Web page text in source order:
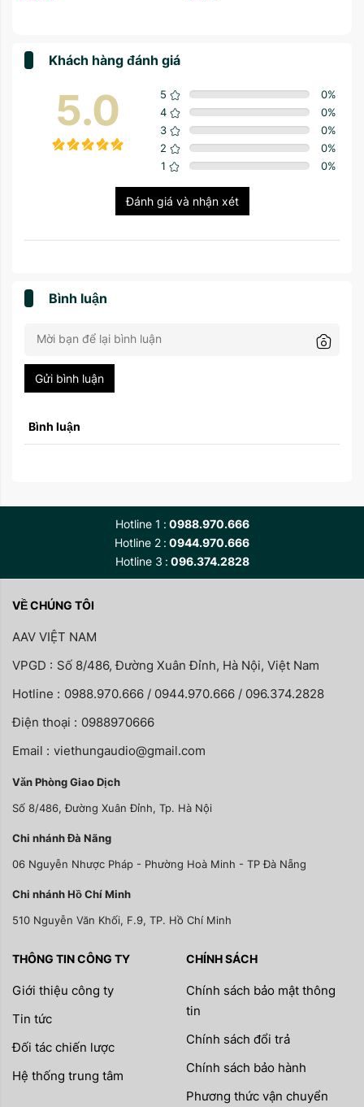
Khách hàng đánh giá
5.0 5 0%
4
0%
3
0%
2
0%
1
0%
Đánh giá và nhận xét
Bình luận
Gửi bình luận
Bình luận
Hotline 1
0988.970.666
Hotline 2 0944.970.666
Hotline 3
096.374.2828
VỀ CHÚNG TÔI
AAV VIỆT NAM
VPGD : Số 8/486, Đường Xuân Đỉnh, Hà Nội, Việt Nam
Hotline : 0988.970.666 / 0944.970.666 / 096.374.2828
Điện thoại : 0988970666
Email : viethungaudio@gmail.com
Văn Phòng Giao Dịch
Số 8/486, Đường Xuân Đỉnh, Tp. Hà Nội
Chi nhánh Đà Nãng
06 Nguyễn Nhược Pháp - Phường Hoà Minh - TP Đà Nẵng
Chi nhánh Hồ Chí Minh
510 Nguyễn Văn Khối, F.9, TP. Hồ Chí Minh
THÔNG TIN CÔNG TY
Giới thiệu công ty
Tin tức
Đối tác chiến lược
Hệ thống trung tâm
CHÍNH SÁCH
Chính sách bảo mật thông
tin
Chính sách đổi trả
Chính sách bảo hành
Phương thức vận chuyển